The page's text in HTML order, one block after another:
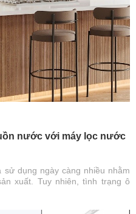
nước với máy lọc nước
dụng ngày càng nhiều nhằm
xuất. Tuy nhiên, tình trạng ô